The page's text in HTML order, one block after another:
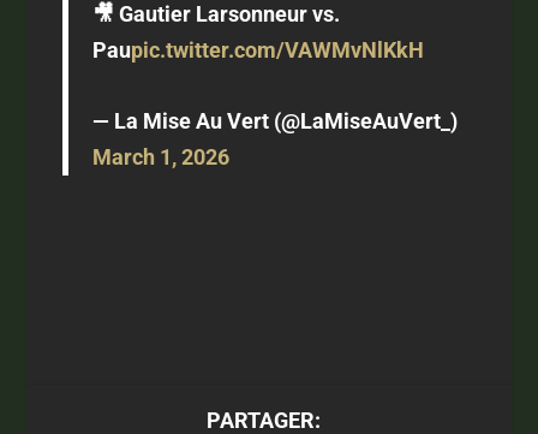
🎥 Gautier Larsonneur vs.
Paupic.twitter.com/VAWMvNlKkH
— La Mise Au Vert (@LaMiseAuVert_)
March 1, 2026
PARTAGER: